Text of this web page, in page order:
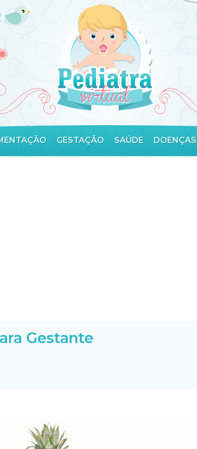
GESTAÇÃO SAÚDE DOENÇAS
Gestante